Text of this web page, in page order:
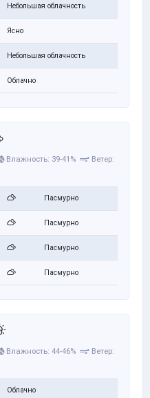
Небольшая облачность
Ясно
Небольшая облачность
Облачно
Влажность: 39-41%
Ветер:
Пасмурно
Пасмурно
Пасмурно
Пасмурно
Влажность: 44-46%
Ветер:
Облачно